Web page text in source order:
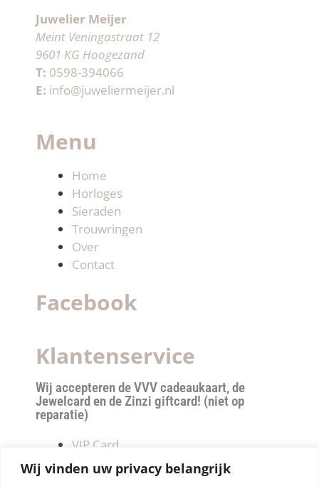
Wij vinden uw privacy belangrijk
Juwelier Meijer
Meint Veningastraat 12
9601 KG Hoogezand
T: 0598-394066
E: info@juweliermeijer.nl
Menu
Home
Horloges
Sieraden
Trouwringen
Over
Contact
Facebook
Klantenservice
Wij accepteren de VVV cadeaukaart, de
Jewelcard en de Zinzi giftcard! (niet op
reparatie)
VIP Card
Retourneren
Betalen & verzendkosten